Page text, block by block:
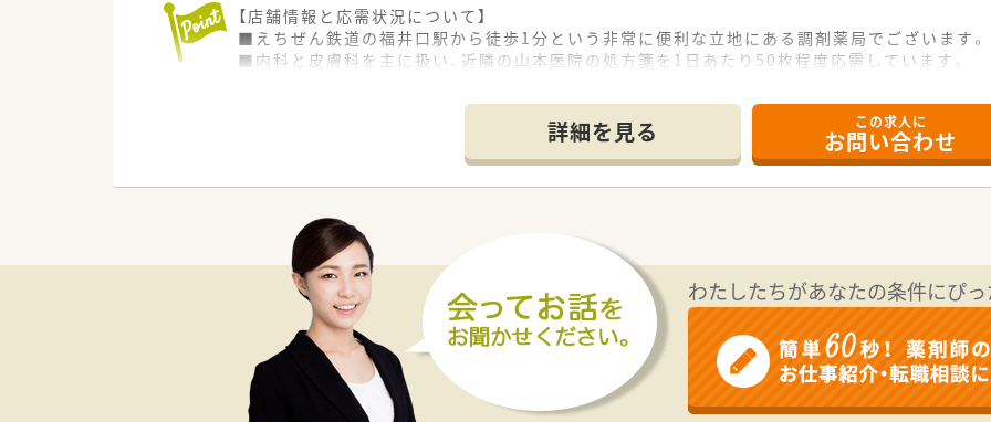
【店舗情報と応需状況について】
■えちぜん鉄道の福井口駅から徒歩1分という非常に便利な立地にある調剤薬局でございます。
■内科と皮膚科を主に扱い、近隣の山本医院の処方箋を1日あたり50枚程度応需しています。
■今回は欠員補充のための募集であり、かかりつけ意識のある人材や健康サポート意識のある人
■年齢は20代から50代まで幅広く相談可能で、40代までは未経験者も随時ご相談いただけます
■地域に密着した薬局で、患者さま一人ひとりと向き合いながら、質の高い服薬指導を実践し
【法人特徴について】
■全国に350店舗を展開する東証プライム上場企業であり、安定した経営基盤を持つ大手チェー
■調剤業界で初めてM&Aをスタートさせた実績を持ち、今後も成長が見込める企業の一つでご
■在宅医療に約25年前から取り組み実施率90%を達成しており、地域医療に貢献する姿勢を重
詳細を見る この求人に
お問い合わせ
わたしたちがあなたの条件にぴ